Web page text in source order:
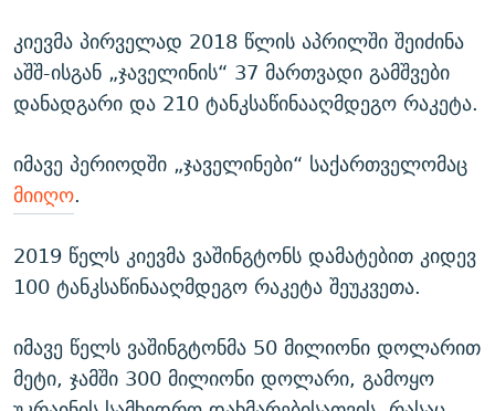
კიევმა პირველად 2018 წლის აპრილში შეიძინა
აშშ-ისგან „ჯაველინის“ 37 მართვადი გამშვები
დანადგარი და 210 ტანკსაწინააღმდეგო რაკეტა.
იმავე პერიოდში „ჯაველინები“ საქართველომაც
მიიღო.
2019 წელს კიევმა ვაშინგტონს დამატებით კიდევ
100 ტანკსაწინააღმდეგო რაკეტა შეუკვეთა.
იმავე წელს ვაშინგტონმა 50 მილიონი დოლარით
მეტი, ჯამში 300 მილიონი დოლარი, გამოყო